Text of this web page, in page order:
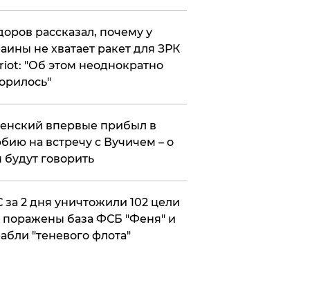
рассказал, почему у
не хватает ракет для ЗРК
"Об этом неоднократно
впервые прибыл в
на встречу с Вучичем – о
будут говорить
за 2 дня уничтожили 102 цели
база ФСБ "Феня" и
"теневого флота"